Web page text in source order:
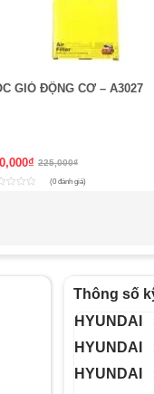
GIÓ ĐỘNG CƠ – A3027
₫ 225,000₫
(0 đánh giá)
Thông số
HYUNDAI
HYUNDAI
HYUNDAI